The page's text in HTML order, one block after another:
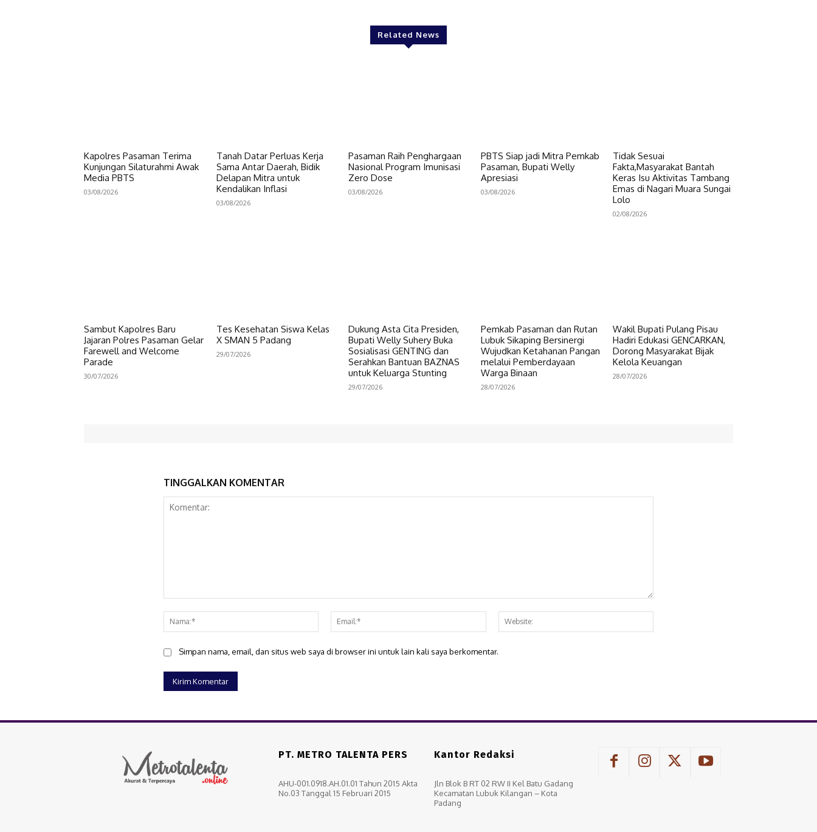
Related News
Kapolres Pasaman Terima
Kunjungan Silaturahmi Awak
Media PBTS
03/08/2026
Tanah Datar Perluas Kerja
Sama Antar Daerah, Bidik
Delapan Mitra untuk
Kendalikan Inflasi
03/08/2026
Pasaman Raih Penghargaan
Nasional Program Imunisasi
Zero Dose
03/08/2026
PBTS Siap jadi Mitra Pemkab
Pasaman, Bupati Welly
Apresiasi
03/08/2026
Tidak Sesuai
Fakta,Masyarakat Bantah
Keras Isu Aktivitas Tambang
Emas di Nagari Muara Sungai
Lolo
02/08/2026
Sambut Kapolres Baru
Jajaran Polres Pasaman Gelar
Farewell and Welcome
Parade
30/07/2026
Tes Kesehatan Siswa Kelas
X SMAN 5 Padang
29/07/2026
Dukung Asta Cita Presiden,
Bupati Welly Suhery Buka
Sosialisasi GENTING dan
Serahkan Bantuan BAZNAS
untuk Keluarga Stunting
29/07/2026
Pemkab Pasaman dan Rutan
Lubuk Sikaping Bersinergi
Wujudkan Ketahanan Pangan
melalui Pemberdayaan
Warga Binaan
28/07/2026
Wakil Bupati Pulang Pisau
Hadiri Edukasi GENCARKAN,
Dorong Masyarakat Bijak
Kelola Keuangan
28/07/2026
TINGGALKAN KOMENTAR
Nama:*
Email:*
Simpan nama, email, dan situs web saya di browser ini untuk lain kali saya berkomentar.
PT. METRO TALENTA PERS
AHU-001.0918.AH.01.01 Tahun 2015 Akta
No.03 Tanggal 15 Februari 2015
Kantor Redaksi
Jln Blok B RT 02 RW II Kel Batu Gadang
Kecamatan Lubuk Kilangan – Kota
Padang